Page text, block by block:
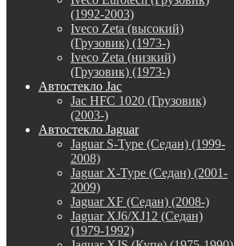
(1992-2003)
Iveco Zeta (высокий)
(Грузовик) (1973-)
Iveco Zeta (низкий)
(Грузовик) (1973-)
Автостекло Jac
Jac HFC 1020 (Грузовик)
(2003-)
Автостекло Jaguar
Jaguar S-Type (Седан) (1999-
2008)
Jaguar X-Type (Седан) (2001-
2009)
Jaguar XF (Седан) (2008-)
Jaguar XJ6/XJ12 (Седан)
(1979-1992)